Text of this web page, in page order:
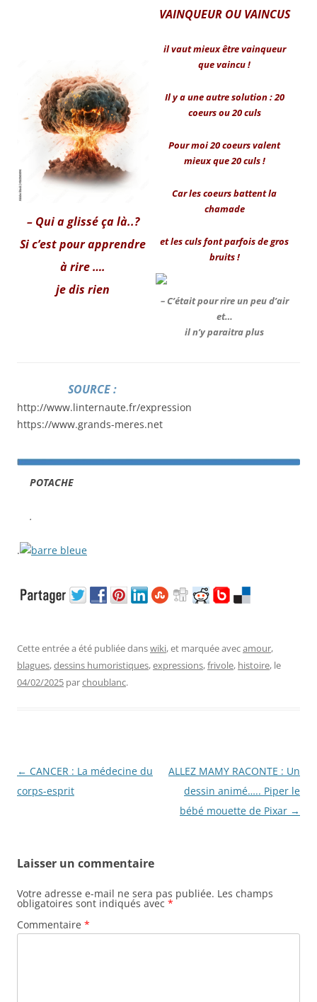
– Qui a glissé ça là..?
Si c’est pour apprendre
à rire ….
je dis rien
VAINQUEUR OU VAINCUS
il vaut mieux être vainqueur
que vaincu !
Il y a une autre solution : 20
coeurs ou 20 culs
Pour moi 20 coeurs valent
mieux que 20 culs !
Car les coeurs battent la
chamade
et les culs font parfois de gros
bruits !
– C’était pour rire un peu d’air
et…
il n’y paraitra plus
SOURCE :
http://www.linternaute.fr/expression
https://www.grands-meres.net
POTACHE
.
.
Cette entrée a été publiée danswiki, et marquée avecamour,
blagues,dessins humoristiques,expressions,frivole, histoire, le
04/02/2025 parchoublanc.
Navigation
des
← CANCER : La médecine du
corps-esprit
ALLEZ MAMY RACONTE : Un
dessin animé….. Piper le
bébé mouette de Pixar →
Laisser un commentaire
Votre adresse e-mail ne sera pas publiée. Les champs
obligatoires sont indiqués avec *
Commentaire *